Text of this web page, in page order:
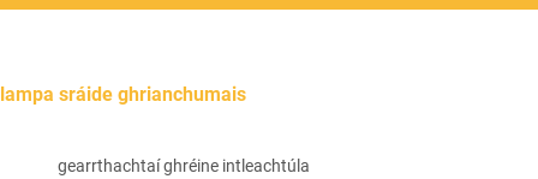
lampa sráide ghrianchumais
gearrthachtaí ghréine intleachtúla